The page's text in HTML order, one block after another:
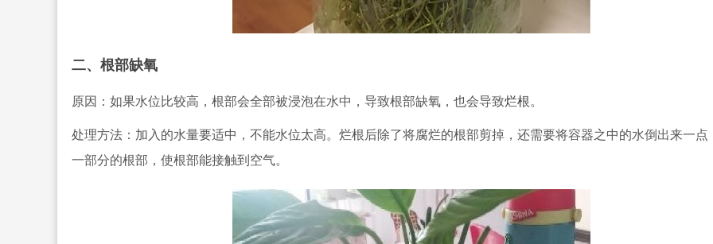
二、根部缺氧
原因：如果水位比较高，根部会全部被浸泡在水中，导致根部缺氧，也会导致烂根。
处理方法：加入的水量要适中，不能水位太高。烂根后除了将腐烂的根部剪掉，还需要将容器之中的水倒出来一点
一部分的根部，使根部能接触到空气。